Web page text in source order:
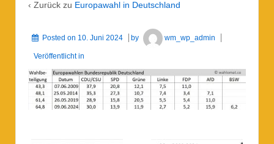
‹ Zurück zu Europawahl in Deutschland
Posted on 10. Juni 2024 by wm_wp_admin
Veröffentlicht in